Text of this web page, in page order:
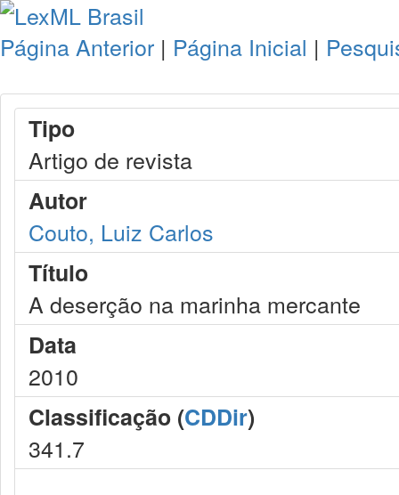
Página Anterior | Página Inicial |
Tipo
Artigo de revista
Autor
Couto, Luiz Carlos
Título
A deserção na marinha mercante
Data
2010
Classificação (CDDir)
341.7